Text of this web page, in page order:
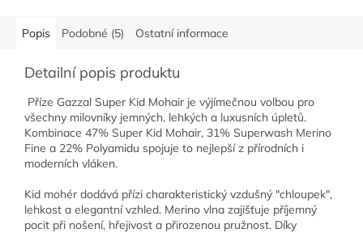
Popis Podobné (5) Ostatní informace
Detailní popis produktu
Příze Gazzal Super Kid Mohair je výjímečnou volbou pro
všechny milovníky jemných, lehkých a luxusních úpletů.
Kombinace 47% Super Kid Mohair, 31% Superwash Merino
Fine a 22% Polyamidu spojuje to nejlepší z přírodních i
moderních vláken.
Kid mohér dodává přízi charakteristický vzdušný "chloupek",
lehkost a elegantní vzhled. Merino vlna zajišťuje příjemný
pocit při nošení, hřejivost a přirozenou pružnost. Díky